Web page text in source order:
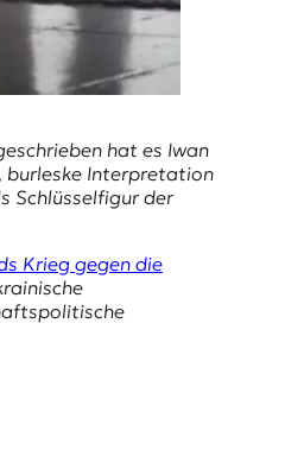
hat es Iwan
burleske Interpretation
Schlüsselfigur der
Krieg gegen die